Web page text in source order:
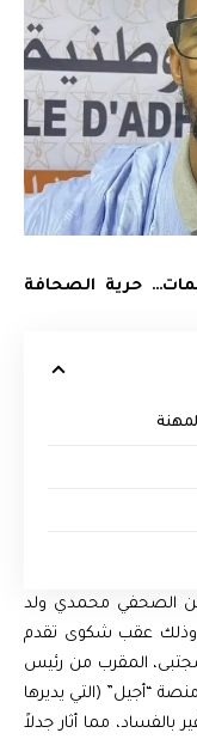
حرية الصحافة
الصحفي محمدي ولد
وذلك عقب شكوى تقدم
المقرب من رئيس
“أجيل” (التي يديرها
مما أثار جدلاً